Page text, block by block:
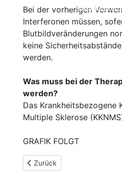
Bei der vorherigen
Interferonen müssen,
Blutbildveränderungen
keine
werden.
Was muss bei der
werden?
Das Krankheitsbezogene
Multiple Sklerose
GRAFIK FOLGT
Vorheriger Beitrag: Welche
Zurück